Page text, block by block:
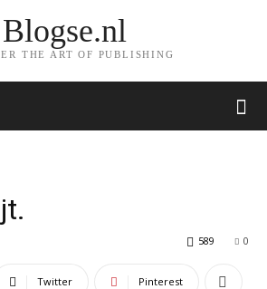
Blogse.nl
THE ART OF PUBLISHING
0
589
Twitter Pinterest